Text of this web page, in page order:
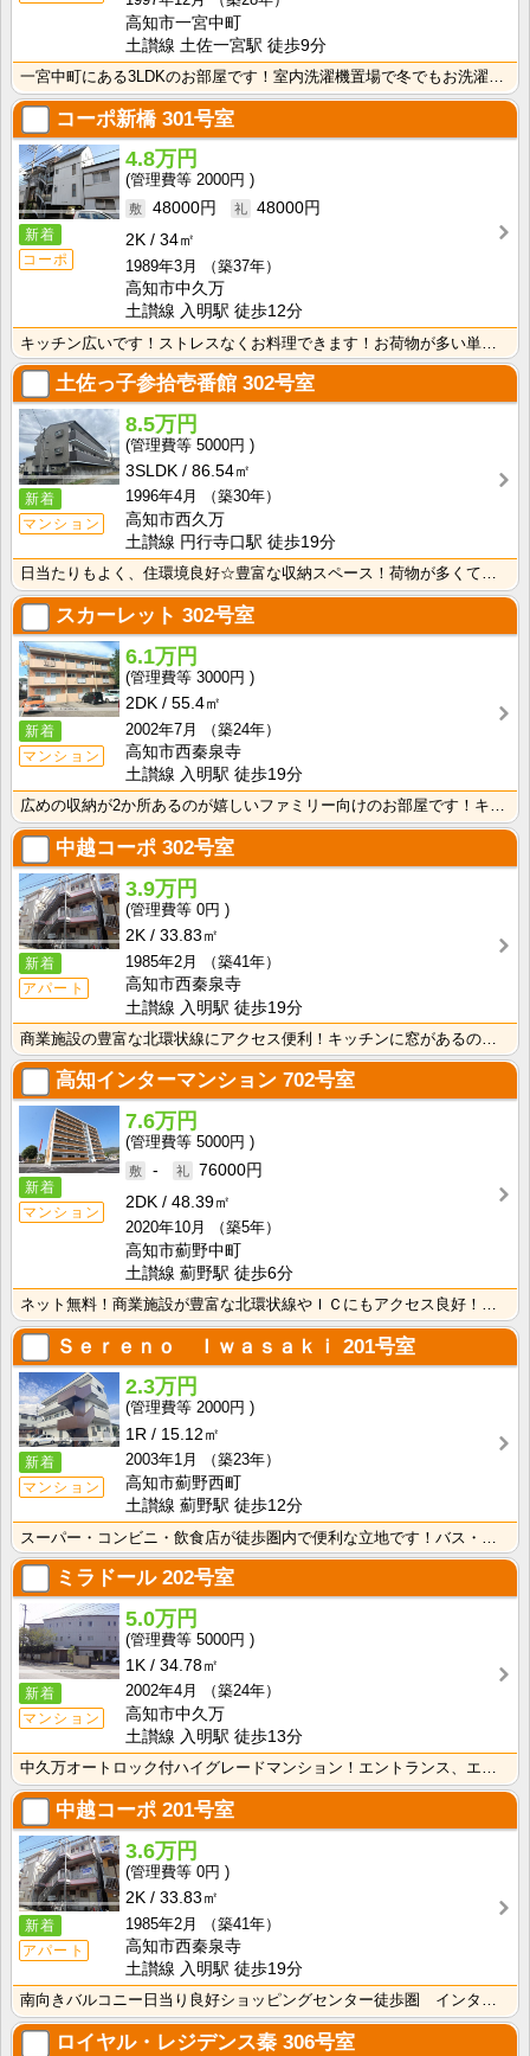
高知市一宮中町
土讃線 土佐一宮駅 徒歩9分
コーポ新橋301号室
新着
コーポ
4.8万円
2000円
48000円
48000円
2K
34㎡
1989年3月
（築37年）
高知市中久万
土讃線 入明駅 徒歩12分
土佐っ子参拾壱番館 302号室
新着
マンション
8.5万円
5000円
3SLDK
86.54㎡
1996年4月
（築30年）
高知市西久万
土讃線 円行寺口駅 徒歩19分
日当たりもよく、住環境良好☆豊富な収納スペース！荷物が多くても安心ですね。3口ガスシステムキッチンな･･･
スカーレット 302号室
新着
マンション
6.1万円
3000円
2DK
55.4㎡
2002年7月
（築24年）
高知市西秦泉寺
土讃線 入明駅 徒歩19分
広めの収納が2か所あるのが嬉しいファミリー向けのお部屋です！キッチンはシングルレバー水栓なので、お料･･･
中越コーポ 302号室
新着
アパート
3.9万円
0円
2K
33.83㎡
1985年2月
（築41年）
高知市西秦泉寺
土讃線 入明駅 徒歩19分
高知インターマンション 702号室
新着
マンション
7.6万円
5000円
-
76000円
2DK
48.39㎡
2020年10月
（築5年）
高知市薊野中町
土讃線 薊野駅 徒歩6分
Ｓｅｒｅｎｏ Ｉｗａｓａｋｉ 201号室
新着
マンション
2.3万円
2000円
1R
15.12㎡
2003年1月
（築23年）
高知市薊野西町
土讃線 薊野駅 徒歩12分
ミラドール202号室
新着
マンション
5.0万円
5000円
1K
34.78㎡
2002年4月
（築24年）
高知市中久万
土讃線 入明駅 徒歩13分
中久万オートロック付ハイグレードマンション！エントランス、エレベーターホールとてもおしゃれです！！ ･･･
中越コーポ 201号室
新着
アパート
3.6万円
0円
2K
33.83㎡
1985年2月
（築41年）
高知市西秦泉寺
土讃線 入明駅 徒歩19分
南向きバルコニー日当り良好ショッピングセンター徒歩圏 インターネット光ファイバー対応
ロイヤル・レジデンス秦 306号室